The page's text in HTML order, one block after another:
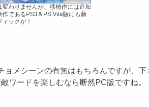
わりませんが、移植作には追加
作であるPS3＆PS Vita版にも新
ックが！
メシーンの有無はもちろんですが、
ワードを楽しむなら断然PC版ですね。